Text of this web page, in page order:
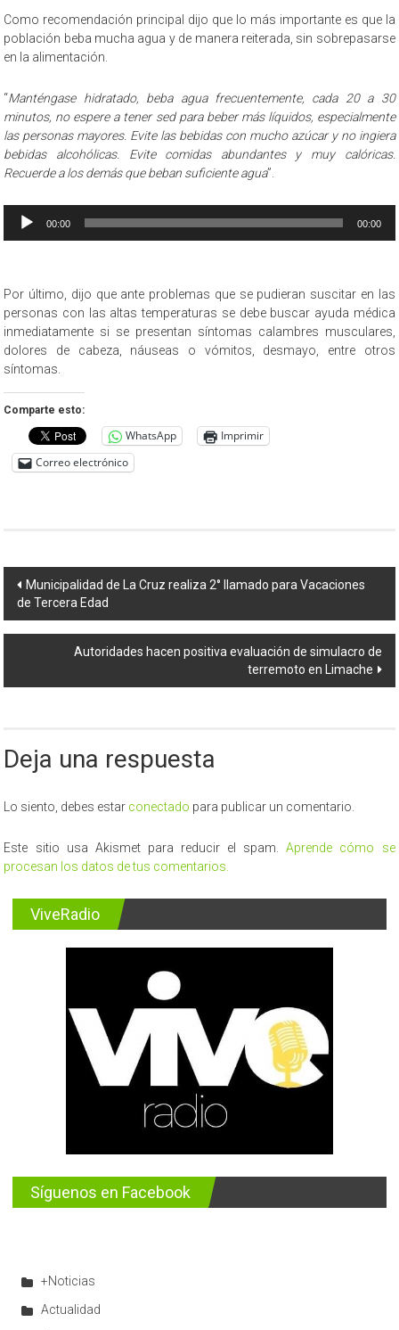
Como recomendación principal dijo que lo más importante es que la
población beba mucha agua y de manera reiterada, sin sobrepasarse
en la alimentación.
“Manténgase hidratado, beba agua frecuentemente, cada 20 a 30
minutos, no espere a tener sed para beber más líquidos, especialmente
las personas mayores. Evite las bebidas con mucho azúcar y no ingiera
bebidas alcohólicas. Evite comidas abundantes y muy calóricas.
Recuerde a los demás que beban suficiente agua”.
Reproductor
00:00 00:00
Por último, dijo que ante problemas que se pudieran suscitar en las
personas con las altas temperaturas se debe buscar ayuda médica
inmediatamente si se presentan síntomas calambres musculares,
dolores de cabeza, náuseas o vómitos, desmayo, entre otros
síntomas.
Comparte esto:
WhatsApp
Imprimir
Correo electrónico
Navegación
de
entradas
Municipalidad de La Cruz realiza 2° llamado para Vacaciones
de Tercera Edad
Autoridades hacen positiva evaluación de simulacro de
terremoto en Limache
Deja una respuesta
Lo siento, debes estar conectado para publicar un comentario.
Este sitio usa Akismet para reducir el spam.Aprende cómo se
procesan los datos de tus comentarios.
ViveRadio
Síguenos en Facebook
+Noticias
Actualidad